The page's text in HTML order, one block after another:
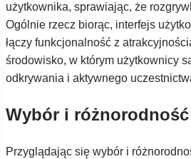
użytkownika, sprawiając, że
Ogólnie rzecz biorąc, interfejs
łączy funkcjonalność z
środowisko, w którym użytkownicy
odkrywania i aktywnego
Wybór i
Przyglądając się wybór i